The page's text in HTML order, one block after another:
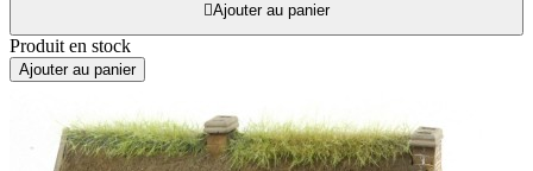
Ajouter au panier
Produit en stock
Ajouter au panier